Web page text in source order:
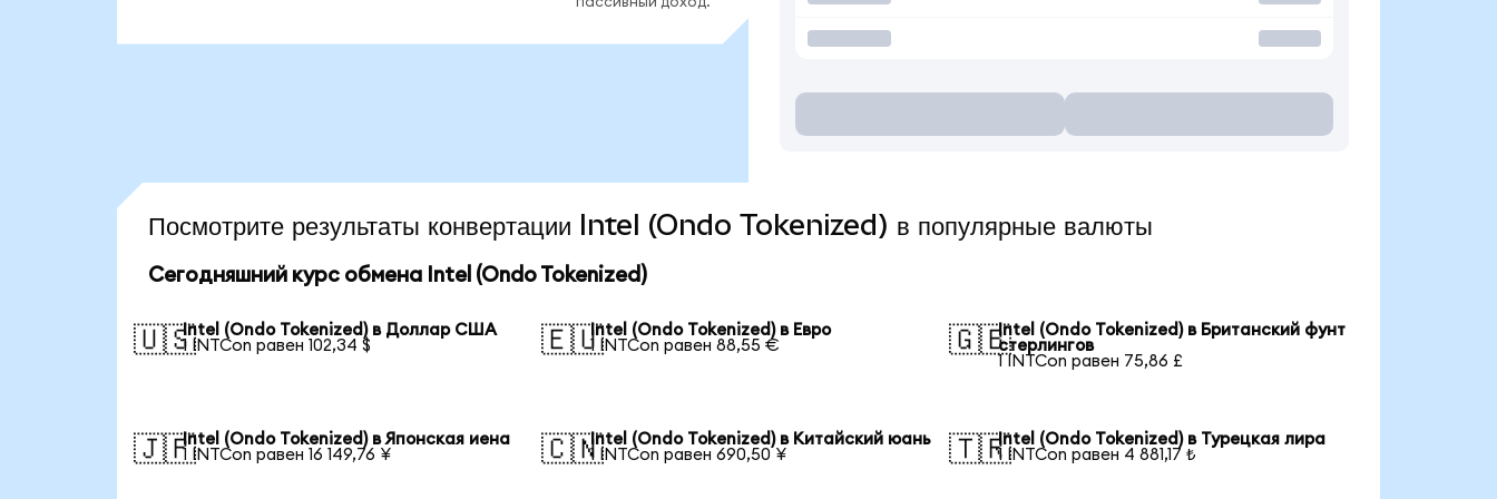
Посмотрите результаты конвертации Intel (Ondo Tokenized) в популярные валюты
Сегодняшний курс обмена Intel (Ondo Tokenized)
🇺🇸Intel (Ondo Tokenized) в Доллар США
1 INTCon равен 102,34 $
🇪🇺Intel (Ondo Tokenized) в Евро
1 INTCon равен 88,55 €
🇬🇧Intel (Ondo Tokenized) в Британский фунт
стерлингов
1 INTCon равен 75,86 £
🇯🇵Intel (Ondo Tokenized) в Японская иена
1 INTCon равен 16 149,76 ¥
🇨🇳Intel (Ondo Tokenized) в Китайский юань
1 INTCon равен 690,50 ¥
🇹🇷Intel (Ondo Tokenized) в Турецкая лира
1 INTCon равен 4 881,17 ₺